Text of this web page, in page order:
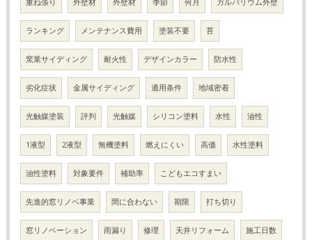
重ね張り 外壁材 外壁材 季節 何月 ガルバリウム外壁
ランキング メンテナンス費用 塗装不要 苔
窯業サイディング 耐火性 デザインカラー 防水性
劣化症状 金属サイディング 適用条件 地域密着
光触媒塗装 評判 光触媒 シリコン塗料 水性 油性
1液型 2液型 無機塗料 燃えにくい 高価 水性塗料
油性塗料 対象要件 補助率 こどもエコすまい
先進的窓リノベ事業 間に合わない 期限 打ち切り
窓リノベーション 雨漏り 修理 天井リフォーム 施工日数